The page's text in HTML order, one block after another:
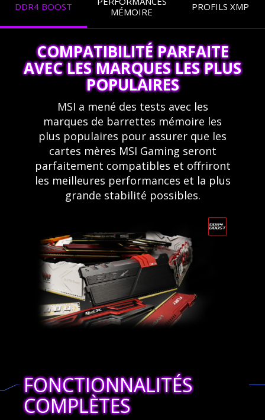
DDR4 BOOST
MÉMOIRE
PROFILS XMP
COMPATIBILITÉ PARFAITE
AVEC LES MARQUES LES PLUS
POPULAIRES
MSI a mené des tests avec les
marques de barrettes mémoire les
plus populaires pour assurer que les
cartes mères MSI Gaming seront
parfaitement compatibles et offriront
les meilleures performances et la plus
grande stabilité possibles.
FONCTIONNALITÉS
COMPLÈTES